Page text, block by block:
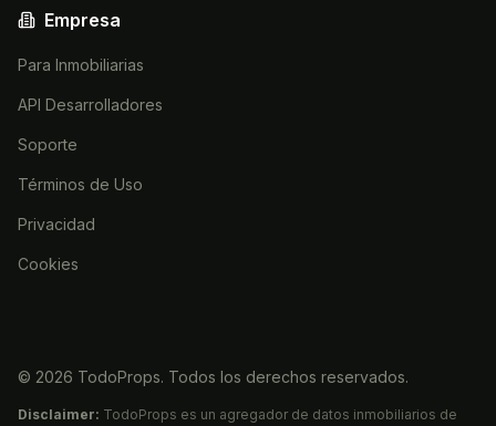
Empresa
Para Inmobiliarias
API Desarrolladores
Soporte
Términos de Uso
Privacidad
Cookies
© 2026 TodoProps. Todos los derechos reservados.
Disclaimer: TodoProps es un agregador de datos inmobiliarios de